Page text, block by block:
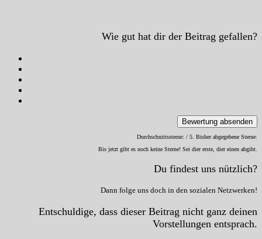
Wie gut hat dir der Beitrag gefallen?
Bewertung absenden
Durchschnittssterne: / 5. Bisher abgegebene Sterne:
Bis jetzt gibt es noch keine Sterne! Sei dier erste, dier einen abgibt.
Du findest uns nützlich?
Dann folge uns doch in den sozialen Netzwerken!
Entschuldige, dass dieser Beitrag nicht ganz deinen
Vorstellungen entsprach.